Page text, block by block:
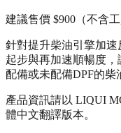
建議售價 $900 （不含工
針對提升柴油引擎加
起步與再加速順暢度
配備或未配備DPF的柴
產品資訊請以 LIQUI
體中文翻譯版本。